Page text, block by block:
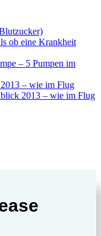
ob eine Krankheit
– 5 Pumpen im
– wie im Flug
2013 – wie im Flug